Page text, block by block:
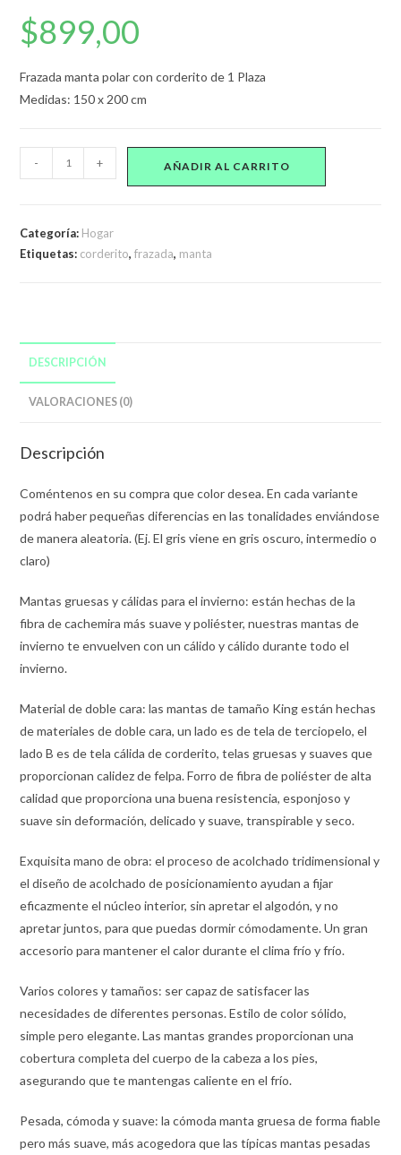
$899,00
Frazada manta polar con corderito de 1 Plaza
Medidas: 150 x 200 cm
Manta
Corderito
- + AÑADIR AL CARRITO
Categoría: Hogar
Etiquetas: corderito,frazada, manta
DESCRIPCIÓN
VALORACIONES (0)
Descripción
Coméntenos en su compra que color desea. En cada variante
podrá haber pequeñas diferencias en las tonalidades enviándose
de manera aleatoria. (Ej. El gris viene en gris oscuro, intermedio o
claro)
Mantas gruesas y cálidas para el invierno: están hechas de la
fibra de cachemira más suave y poliéster, nuestras mantas de
invierno te envuelven con un cálido y cálido durante todo el
invierno.
Material de doble cara: las mantas de tamaño King están hechas
de materiales de doble cara, un lado es de tela de terciopelo, el
lado B es de tela cálida de corderito, telas gruesas y suaves que
proporcionan calidez de felpa. Forro de fibra de poliéster de alta
calidad que proporciona una buena resistencia, esponjoso y
suave sin deformación, delicado y suave, transpirable y seco.
Exquisita mano de obra: el proceso de acolchado tridimensional y
el diseño de acolchado de posicionamiento ayudan a fijar
eficazmente el núcleo interior, sin apretar el algodón, y no
apretar juntos, para que puedas dormir cómodamente. Un gran
accesorio para mantener el calor durante el clima frío y frío.
Varios colores y tamaños: ser capaz de satisfacer las
necesidades de diferentes personas. Estilo de color sólido,
simple pero elegante. Las mantas grandes proporcionan una
cobertura completa del cuerpo de la cabeza a los pies,
asegurando que te mantengas caliente en el frío.
Pesada, cómoda y suave: la cómoda manta gruesa de forma fiable
pero más suave, más acogedora que las típicas mantas pesadas